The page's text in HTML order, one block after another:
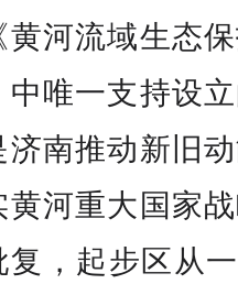
黄河流域生态
中唯一支持设
济南推动新旧
黄河重大国家
复，起步区从